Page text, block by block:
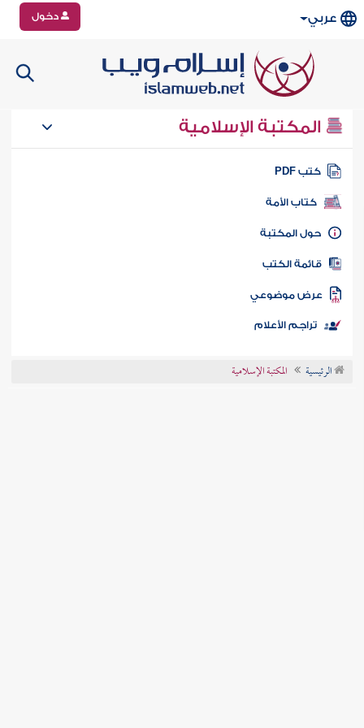
عربي دخول
المكتبة الإسلامية
كتب PDF
كتاب الأمة
المكتبة
الكتب
موضوعي
تراجم الأعلام
الرئيسية المكتبة الإسلامية